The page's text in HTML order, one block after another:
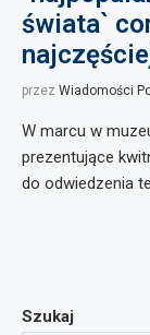
świata`
przez Wiadomości
W marcu w
prezentujące
do odwiedzenia
Szukaj